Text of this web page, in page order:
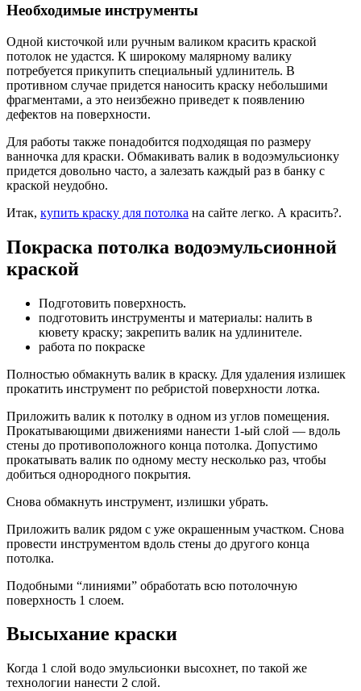
Необходимые инструменты
Одной кисточкой или ручным валиком красить краской
потолок не удастся. К широкому малярному валику
потребуется прикупить специальный удлинитель. В
противном случае придется наносить краску небольшими
фрагментами, а это неизбежно приведет к появлению
дефектов на поверхности.
Для работы также понадобится подходящая по размеру
ванночка для краски. Обмакивать валик в водоэмульсионку
придется довольно часто, а залезать каждый раз в банку с
краской неудобно.
Итак, купить краску для потолка на сайте легко. А красить?.
Покраска потолка водоэмульсионной
краской
Подготовить поверхность.
подготовить инструменты и материалы: налить в
кювету краску; закрепить валик на удлинителе.
работа по покраске
Полностью обмакнуть валик в краску. Для удаления излишек
прокатить инструмент по ребристой поверхности лотка.
Приложить валик к потолку в одном из углов помещения.
Прокатывающими движениями нанести 1-ый слой — вдоль
стены до противоположного конца потолка. Допустимо
прокатывать валик по одному месту несколько раз, чтобы
добиться однородного покрытия.
Снова обмакнуть инструмент, излишки убрать.
Приложить валик рядом с уже окрашенным участком. Снова
провести инструментом вдоль стены до другого конца
потолка.
Подобными “линиями” обработать всю потолочную
поверхность 1 слоем.
Высыхание краски
Когда 1 слой водо эмульсионки высохнет, по такой же
технологии нанести 2 слой.